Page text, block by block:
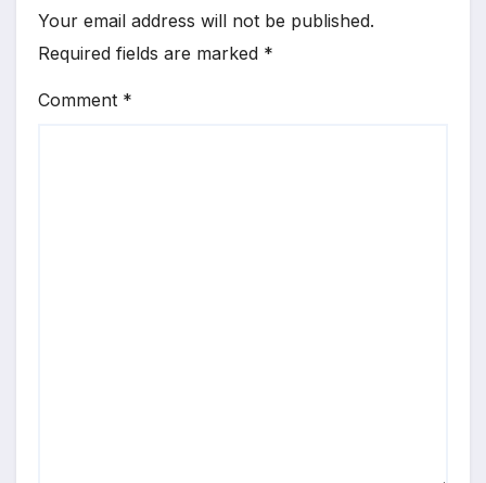
Your email address will not be published.
Required fields are marked *
Comment *